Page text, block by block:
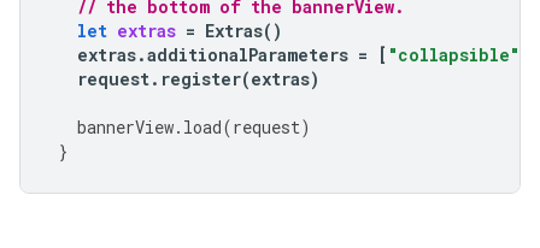
// the bottom of the bannerView.
let extras = Extras()
extras.additionalParameters = [ "collapsible"
request. register(extras)
bannerView. load(request)
}